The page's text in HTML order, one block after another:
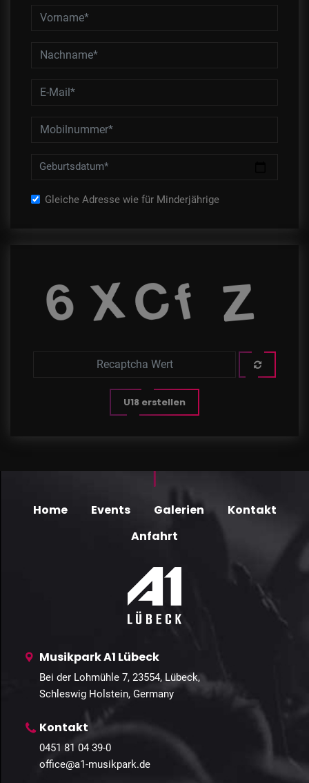
Geburtsdatum*
Gleiche Adresse wie für Minderjährige
U18 erstellen
Home Events Galerien
Kontakt
Anfahrt
Musikpark A1 Lübeck
Bei der Lohmühle 7, 23554, Lübeck,
Schleswig Holstein, Germany
Kontakt
0451 81 04 39-0
office@a1-musikpark.de